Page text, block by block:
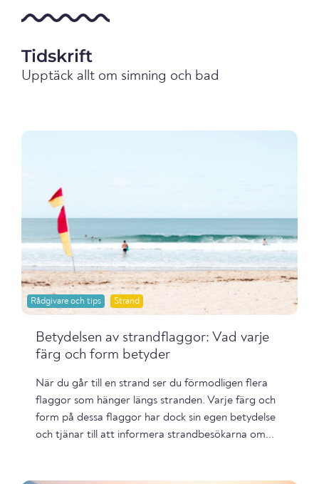
Tidskrift
Upptäck allt om simning och bad
Rådgivare och tips Strand
Betydelsen av strandflaggor: Vad varje
färg och form betyder
När du går till en strand ser du förmodligen flera
flaggor som hänger längs stranden. Varje färg och
form på dessa flaggor har dock sin egen betydelse
och tjänar till att informera strandbesökarna om...